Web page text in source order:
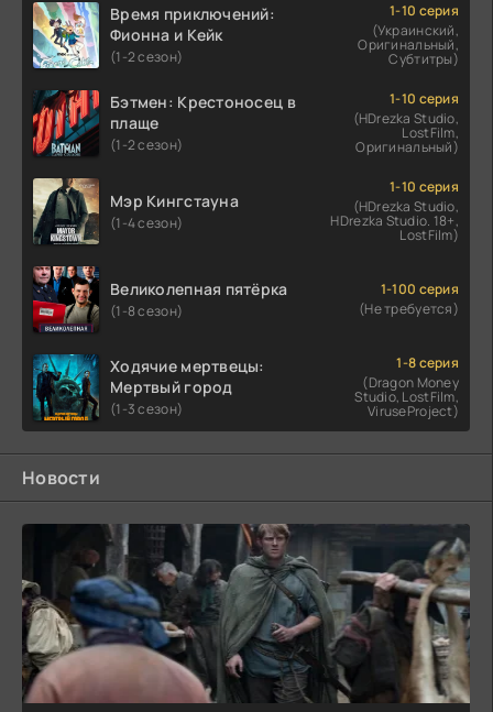
Время приключений:
Фионна и Кейк
(1-2 сезон)
1-10 серия
(Украинский,
Оригинальный,
Субтитры)
Бэтмен: Крестоносец в
плаще
(1-2 сезон)
1-10 серия
(HDrezka Studio,
LostFilm,
Оригинальный)
Мэр Кингстауна
(1-4 сезон)
1-10 серия
(HDrezka Studio,
HDrezka Studio. 18+,
LostFilm)
Великолепная пятёрка
(1-8 сезон)
1-100 серия
(Не требуется)
Ходячие мертвецы:
Мертвый город
(1-3 сезон)
1-8 серия
(Dragon Money
Studio, LostFilm,
ViruseProject)
Новости